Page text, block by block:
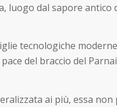
luogo dal sapore
tecnologiche
del braccio del
ai più, essa